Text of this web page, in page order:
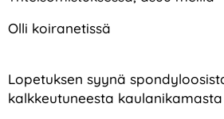
Olli koiranetissä
Lopetuksen syynä
kalkkeutuneesta